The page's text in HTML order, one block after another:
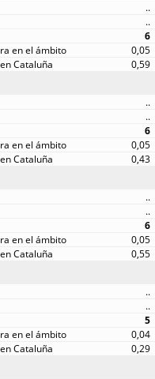
..
..
6
0,05
0,59
..
..
6
0,05
0,43
..
..
6
0,05
0,55
..
..
5
0,04
0,29